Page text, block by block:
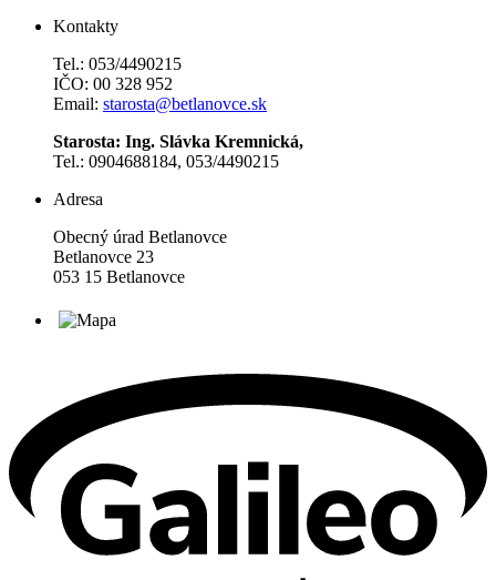
Kontakty
Tel.: 053/4490215
IČO: 00 328 952
Email: starosta@betlanovce.sk
Starosta: Ing. Slávka Kremnická,
Tel.: 0904688184, 053/4490215
Adresa
Obecný úrad Betlanovce
Betlanovce 23
053 15 Betlanovce